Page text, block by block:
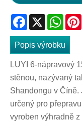
Facebook
X
Popis výrobku
LUYI 6-nápravový
stěnou, nazývaný
Shandongu v Číně.
určený pro
vyroben výhradně